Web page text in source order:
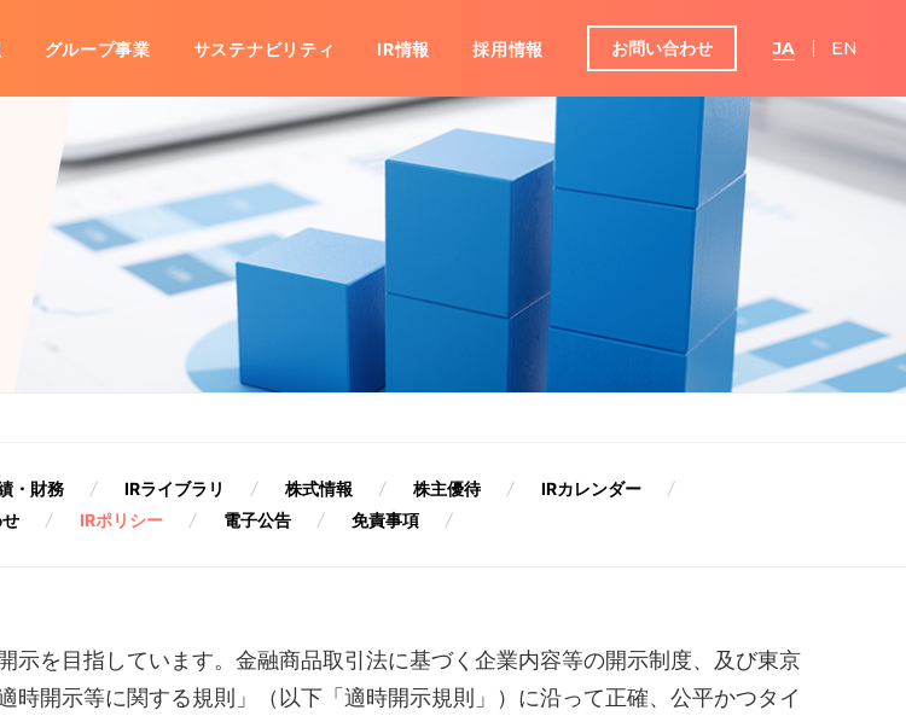
・財務 IRライブラリ 株式情報 株主優待
IRカレンダー
IRポリシー 電子公告 免責事項
示を目指しています。金融商品取引法に基づく企業内容等の開示制度、及び東京
開示等に関する規則」（以下「適時開示規則」）に沿って正確、公平かつタイ
お問い合わせ JA EN
ープ会社一覧 数字で見るコシダカグループ
グループ事業 サステナビリティ
株式情報 株主優待 IRカレンダー
IR情報 採用情報